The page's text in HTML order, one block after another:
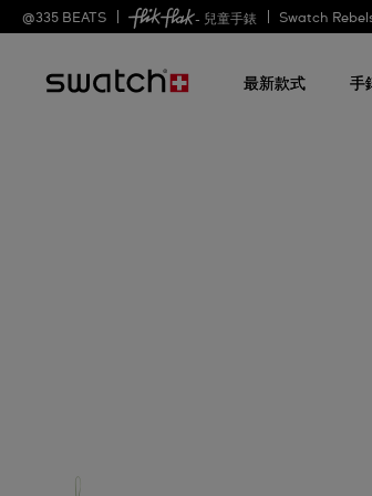
@335 BEATS - 兒童手錶 Swatch
最新款式 手